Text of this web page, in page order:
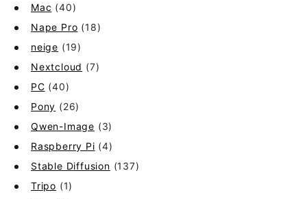
Mac (40)
Nape Pro (18)
neige (19)
Nextcloud (7)
PC (40)
Pony (26)
Qwen-Image (3)
Raspberry Pi (4)
Stable Diffusion (137)
Tripo (1)